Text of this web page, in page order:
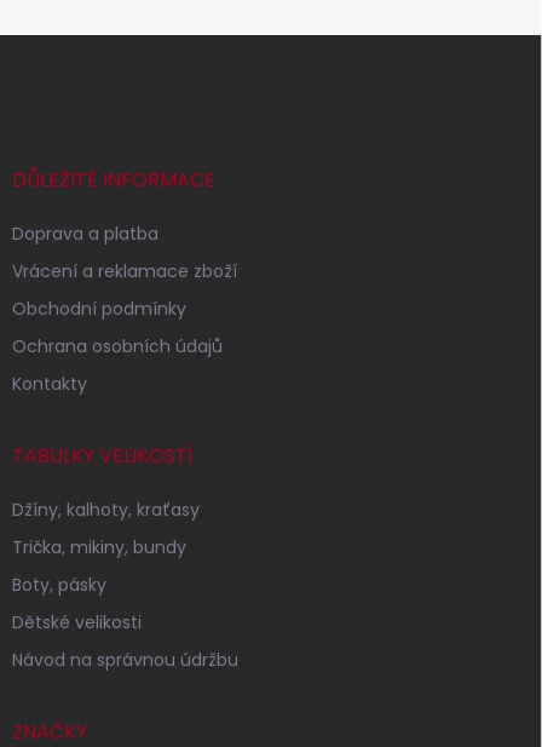
Z
DŮLEŽITÉ INFORMACE
Doprava a platba
Vrácení a reklamace zboží
Obchodní podmínky
Ochrana osobních údajů
Kontakty
TABULKY VELIKOSTÍ
Džíny, kalhoty, kraťasy
Trička, mikiny, bundy
Boty, pásky
Dětské velikosti
Návod na správnou údržbu
ZNAČKY